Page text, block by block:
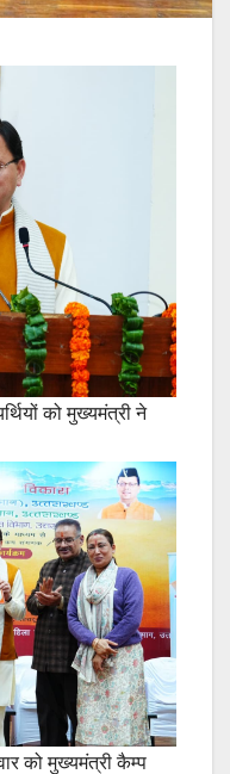
को मुख्यमंत्री ने
को मुख्यमंत्री कैम्प